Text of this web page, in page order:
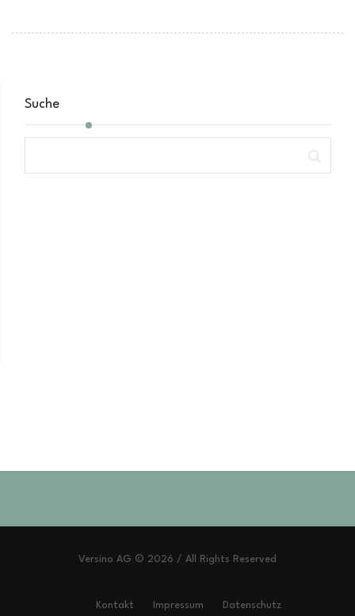
Suche
Versino AG © 2026 / All Rights Reserved
Kontakt Impressum Datenschutz